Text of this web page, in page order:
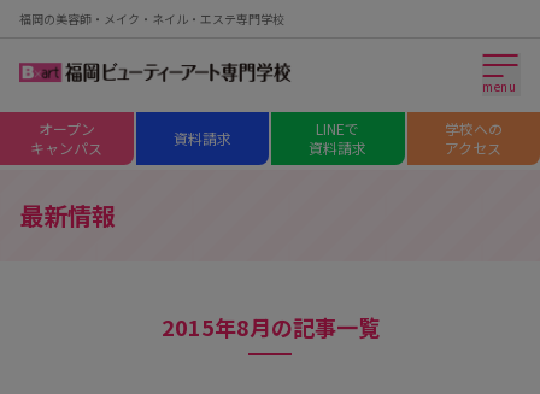
福岡の美容師・メイク・ネイル・エステ専門学校
menu
オープン
キャンパス
資料請求
LINEで
資料請求
学校への
アクセス
最新情報
2015年8月の記事一覧